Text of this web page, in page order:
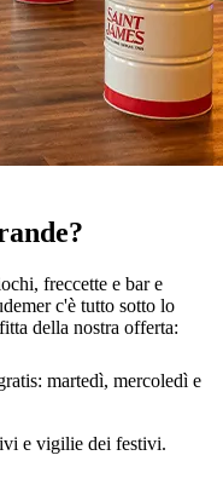
freccette e bar e
c'è tutto sotto lo
della nostra offerta:
martedì, mercoledì e
e vigilie dei festivi.